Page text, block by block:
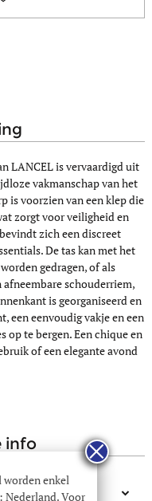
LANCEL is vervaardigd uit
vakmanschap van het
is voorzien van een klep die
zorgt voor veiligheid en
zich een discreet
De tas kan met het
gedragen, of als
schouderriem,
is georganiseerd en
een eenvoudig vakje en een
te bergen. Een chique en
of een elegante avond
info
worden enkel
Nederland. Voor